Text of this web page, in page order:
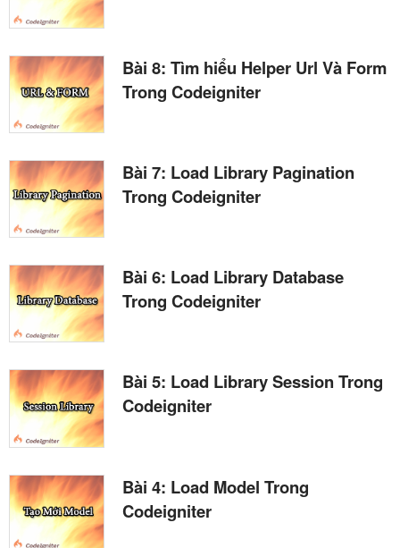
Bài 8: Tìm hiểu Helper Url Và Form
Trong Codeigniter
Bài 7: Load Library Pagination
Trong Codeigniter
Bài 6: Load Library Database
Trong Codeigniter
Bài 5: Load Library Session Trong
Codeigniter
Bài 4: Load Model Trong
Codeigniter